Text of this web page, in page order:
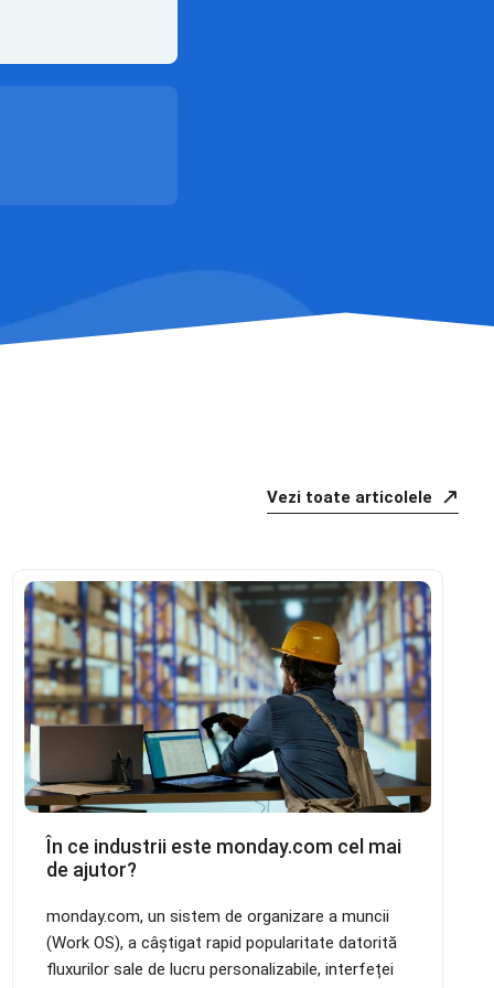
Vezi toate articolele
În ce industrii este monday.com cel mai
de ajutor?
monday.com, un sistem de organizare a muncii
(Work OS), a câștigat rapid popularitate datorită
fluxurilor sale de lucru personalizabile, interfeței